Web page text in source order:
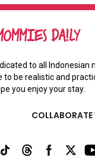
to all Indonesian
to be realistic and
you enjoy your stay.
COLLABORATE